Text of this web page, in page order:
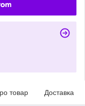
товар Доставка